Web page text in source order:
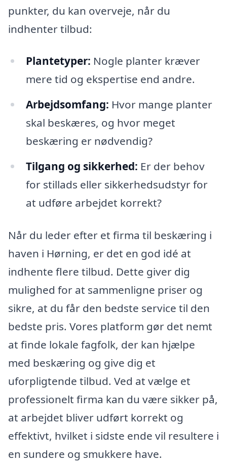
punkter, du kan overveje, når du
indhenter tilbud:
Plantetyper: Nogle planter kræver
mere tid og ekspertise end andre.
Arbejdsomfang: Hvor mange planter
skal beskæres, og hvor meget
beskæring er nødvendig?
Tilgang og sikkerhed: Er der behov
for stillads eller sikkerhedsudstyr for
at udføre arbejdet korrekt?
Når du leder efter et firma til beskæring i
haven i Hørning, er det en god idé at
indhente flere tilbud. Dette giver dig
mulighed for at sammenligne priser og
sikre, at du får den bedste service til den
bedste pris. Vores platform gør det nemt
at finde lokale fagfolk, der kan hjælpe
med beskæring og give dig et
uforpligtende tilbud. Ved at vælge et
professionelt firma kan du være sikker på,
at arbejdet bliver udført korrekt og
effektivt, hvilket i sidste ende vil resultere i
en sundere og smukkere have.